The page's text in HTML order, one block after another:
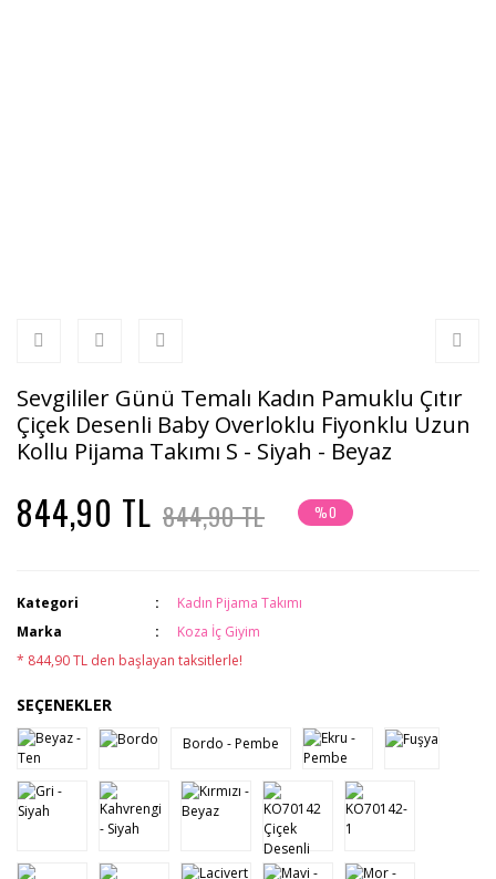
Sevgililer Günü Temalı Kadın Pamuklu Çıtır
Çiçek Desenli Baby Overloklu Fiyonklu Uzun
Kollu Pijama Takımı S - Siyah - Beyaz
844,90 TL 844,90 TL %0
Kategori
Kadın Pijama Takımı
Marka
Koza İç Giyim
* 844,90 TL den başlayan taksitlerle!
SEÇENEKLER
Bordo - Pembe